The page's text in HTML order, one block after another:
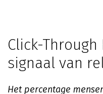
Click-
signaal van
Het percentage